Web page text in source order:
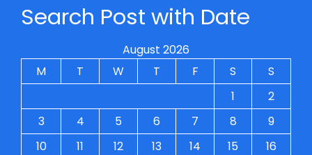
Search Post with Date
August 2026
M
T W T F S
S
1
2
3
4 5 6 7 8
9
10
11 12 13 14 15
16